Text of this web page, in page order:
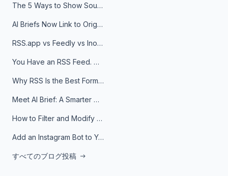
The 5 Ways to Show Sources in Your AI Brief, And When to Use Each
AI Briefs Now Link to Original Sources. Here's Why It Matters
RSS.app vs Feedly vs Inoreader: Which One Is Actually Right for You?
You Have an RSS Feed. Now What?
Why RSS Is the Best Format for AI Agents in 2026
Meet AI Brief: A Smarter Way to Stay on Top of Information
How to Filter and Modify RSS Feeds
Add an Instagram Bot to Your Telegram Channel, Group, or Topic
すべてのブログ投稿